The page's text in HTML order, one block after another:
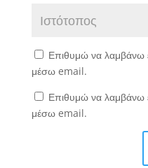
Επιθυμώ να λαμβάνω
μέσω email.
Επιθυμώ να λαμβάνω
μέσω email.